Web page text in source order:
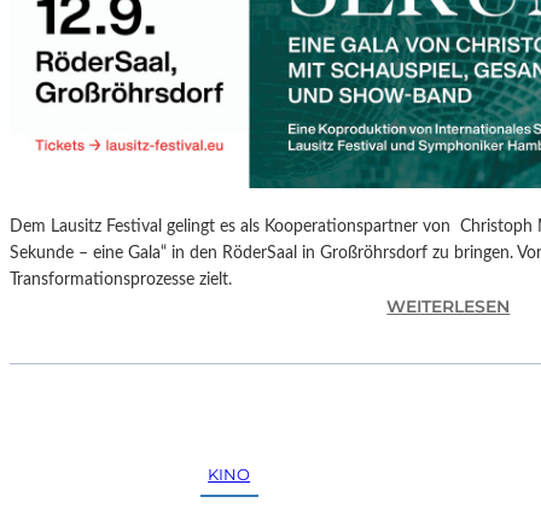
S
P
R
O
G
R
A
M
I
W
N
Dem Lausitz Festival gelingt es als Kooperationspartner von Christoph
Sekunde – eine Gala“ in den RöderSaal in Großröhrsdorf zu bringen.
Transformationsprozesse zielt.
WEITERLESEN
H
KINO